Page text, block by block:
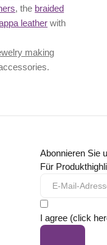
, the braided
leather with
making
Abonnieren Sie
Für
I agree (click